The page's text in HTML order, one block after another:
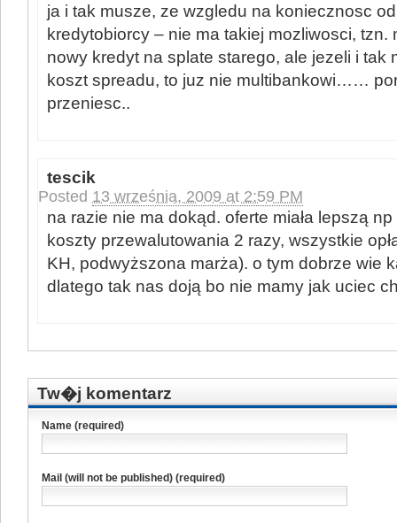
ja i tak musze, ze wzgledu na koniecznosc
kredytobiorcy – nie ma takiej mozliwosci, tzn.
nowy kredyt na splate starego, ale jezeli i tak
koszt spreadu, to juz nie multibankowi……
przeniesc..
tescik
Posted 13 września, 2009 at 2:59 PM
na razie nie ma dokąd. oferte miała lepszą
koszty przewalutowania 2 razy, wszystkie
KH, podwyższona marża). o tym dobrze wie
dlatego tak nas doją bo nie mamy jak uciec
Tw�j komentarz
Name (required)
Mail (will not be published) (required)